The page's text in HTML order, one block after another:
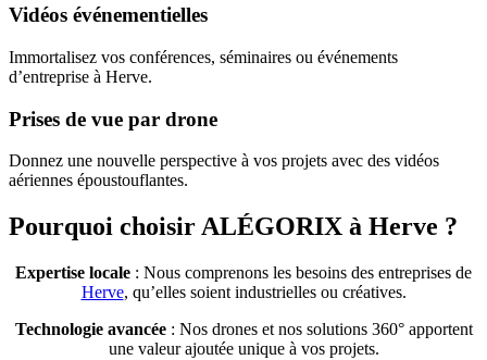
Vidéos événementielles
Immortalisez vos conférences, séminaires ou événements
d’entreprise à Herve.
Prises de vue par drone
Donnez une nouvelle perspective à vos projets avec des vidéos
aériennes époustouflantes.
Pourquoi choisir ALÉGORIX à Herve ?
Expertise locale : Nous comprenons les besoins des entreprises de
Herve, qu’elles soient industrielles ou créatives.
Technologie avancée: Nos drones et nos solutions 360° apportent
une valeur ajoutée unique à vos projets.